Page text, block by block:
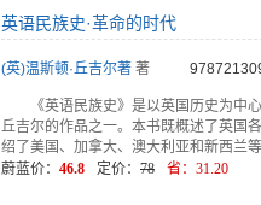
英语民族史·革命的时代
(英)温斯顿·丘吉尔著 著
《英语民族史》是以英国历史为中
丘吉尔的作品之一。本书既概述了英国
绍了美国、加拿大、澳大利亚和新西兰
蔚蓝价： 46.8 定价： 78 省： 31.20